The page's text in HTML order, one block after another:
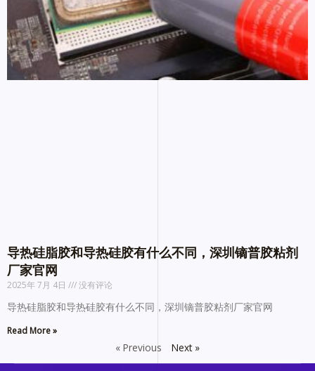
导热硅脂胶和导热硅胶有什么不同，深圳镝普胶粘剂
厂家官网
2025年 7月 4日 没有评论
导热硅脂胶和导热硅胶有什么不同，深圳镝普胶粘剂厂家官网
Read More »
« Previous Next »